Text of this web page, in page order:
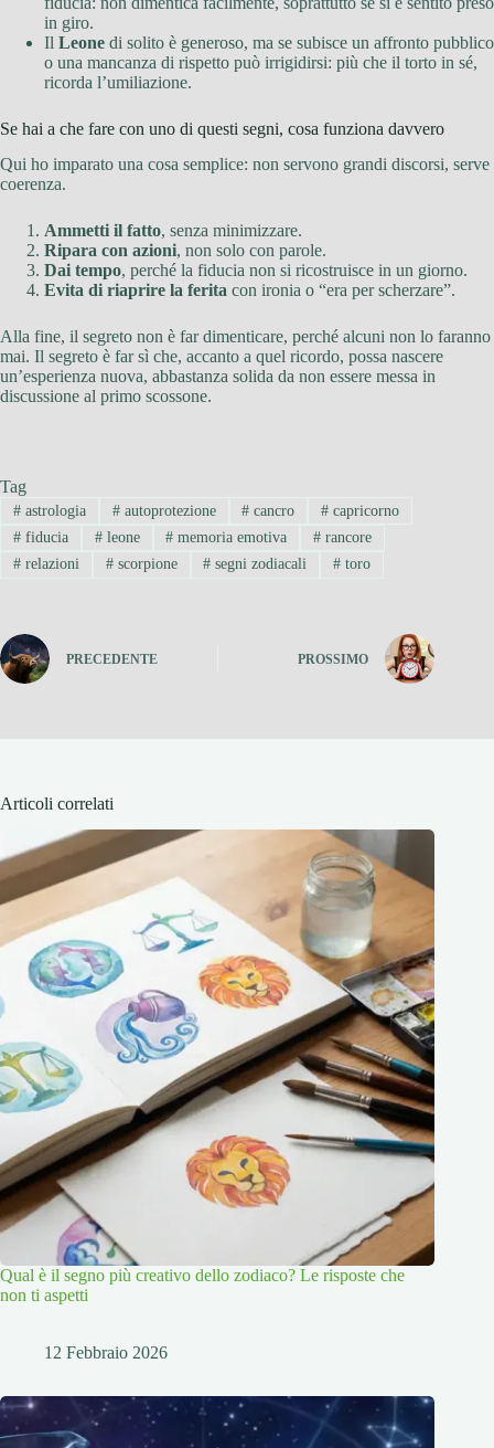
in giro.
Il Leone di solito è generoso, ma se subisce un affronto pubblico
o una mancanza di rispetto può irrigidirsi: più che il torto in sé,
ricorda l’umiliazione.
Se hai a che fare con uno di questi segni, cosa funziona davvero
Qui ho imparato una cosa semplice: non servono grandi discorsi, serve
coerenza.
Ammetti il fatto, senza minimizzare.
Ripara con azioni, non solo con parole.
Dai tempo, perché la fiducia non si ricostruisce in un giorno.
Evita di riaprire la ferita con ironia o “era per scherzare”.
Alla fine, il segreto non è far dimenticare, perché alcuni non lo faranno
mai. Il segreto è far sì che, accanto a quel ricordo, possa nascere
un’esperienza nuova, abbastanza solida da non essere messa in
discussione al primo scossone.
Tag
#astrologia #autoprotezione # cancro # capricorno
#fiducia #leone # memoria emotiva # rancore
#relazioni #scorpione # segni zodiacali # toro
PRECEDENTE PROSSIMO
Articoli correlati
Qual è il segno più creativo dello zodiaco? Le risposte che
non ti aspetti
12 Febbraio 2026